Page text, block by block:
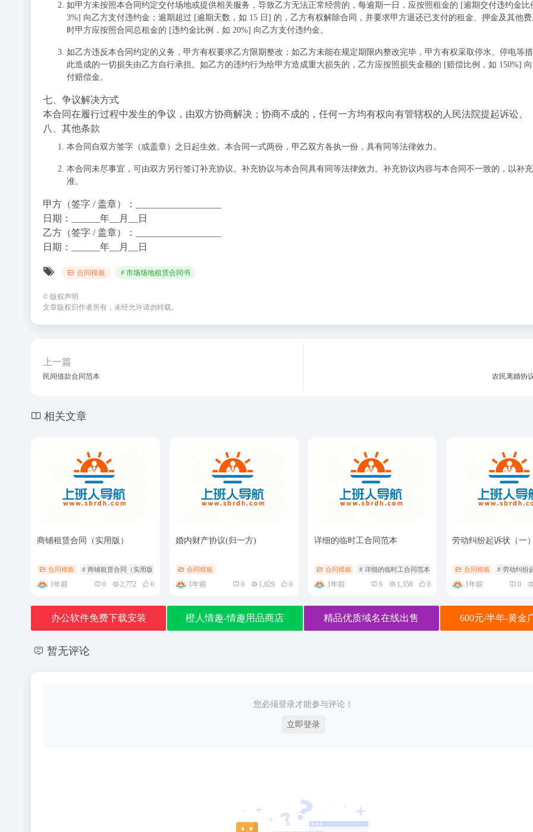
如甲方未按照本合同约定交付场地或提供相关服务，导致乙方无法正常经营的，每逾期一日，应按照租金的 [逾期交付违约金比
3%] 向乙方支付违约金；逾期超过 [逾期天数，如 15 日] 的，乙方有权解除合同，并要求甲方退还已支付的租金、押金及其他费
时甲方应按照合同总租金的 [违约金比例，如 20%] 向乙方支付违约金。
如乙方违反本合同约定的义务，甲方有权要求乙方限期整改；如乙方未能在规定期限内整改完毕，甲方有权采取停水、停电等
此造成的一切损失由乙方自行承担。如乙方的违约行为给甲方造成重大损失的，乙方应按照损失金额的 [赔偿比例，如 150%]
付赔偿金。
七、争议解决方式
本合同在履行过程中发生的争议，由双方协商解决；协商不成的，任何一方均有权向有管辖权的人民法院提起诉讼。
八、其他条款
本合同自双方签字（或盖章）之日起生效。本合同一式两份，甲乙双方各执一份，具有同等法律效力。
本合同未尽事宜，可由双方另行签订补充协议。补充协议与本合同具有同等法律效力。补充协议内容与本合同不一致的，以补
准。
甲方（签字 / 盖章）：__________________
日期：______年__月__日
乙方（签字 / 盖章）：__________________
日期：______年__月__日
合同模板 # 市场场地租赁合同书
© 版权声明
文章版权归作者所有，未经允许请勿转载。
上一篇
民间借款合同范本 农民离婚协
相关文章
商铺租赁合同（实用版）
合同模板 # 商铺租赁合同（实用版）
1年前 0 2,772 0
婚内财产协议(归一方)
合同模板
1年前 0 1,029 0
详细的临时工合同范本
合同模板 # 详细的临时工合同范本
1年前 0 1,358 0
劳动纠纷起诉状（一）
合同模板 # 劳动纠纷
1年前 0
办公软件免费下载安装 橙人情趣-情趣用品商店 精品优质域名在线出售 600元/半年-黄金
暂无评论
您必须登录才能参与评论！
立即登录